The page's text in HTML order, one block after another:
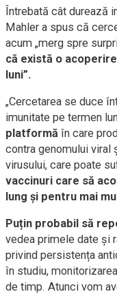
Întrebată cât durează
Mahler a spus că
acum „merg spre
că există o
luni”.
„Cercetarea se duce
imunitate pe termen
platformă în care
contra genomului viral
virusului, care poate
vaccinuri care să
lung și pentru mai
Puțin probabil să
vedea primele date și
privind persistența
în studiu,
de timp. Atunci vom